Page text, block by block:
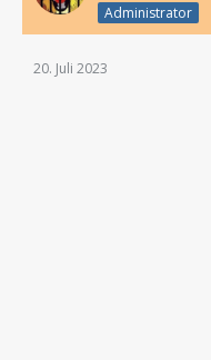
Administrator
20. Juli 2023